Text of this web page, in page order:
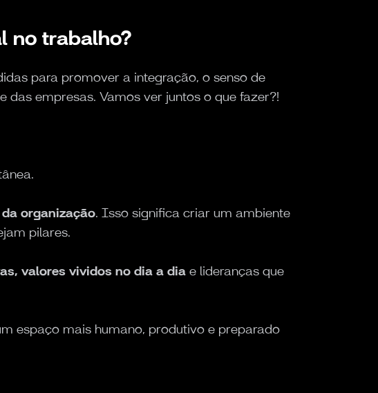
no trabalho?
para promover a integração, o senso de
das empresas. Vamos ver juntos o que fazer?!
organização. Isso significa criar um ambiente
pilares.
valores vividos no dia a dia e lideranças que
espaço mais humano, produtivo e preparado